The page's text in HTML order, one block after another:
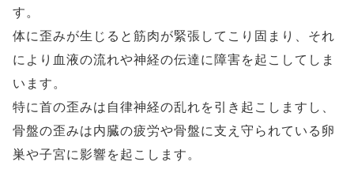
す。
体に歪みが生じると筋肉が緊張してこり固まり、それ
により血液の流れや神経の伝達に障害を起こしてしま
います。
特に首の歪みは自律神経の乱れを引き起こしますし、
骨盤の歪みは内臓の疲労や骨盤に支え守られている卵
巣や子宮に影響を起こします。